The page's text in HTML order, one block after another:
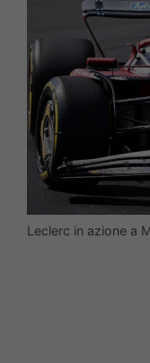
Leclerc in azione a